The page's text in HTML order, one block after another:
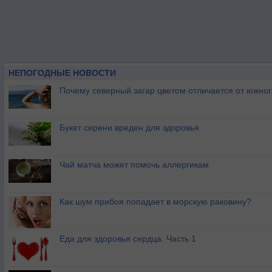
НЕПОГОДНЫЕ НОВОСТИ
Почему северный загар цветом отличается от
Букет сирени вреден для здоровья
Чай матча может помочь аллергикам
Как шум прибоя попадает в морскую раковину?
Еда для здоровья сердца. Часть 1